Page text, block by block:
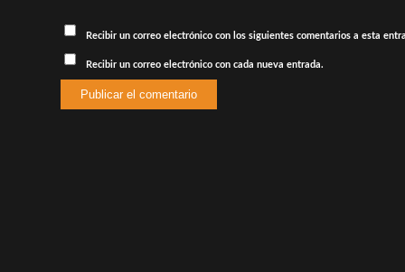
Recibir un correo electrónico con los siguientes comentarios a esta
Recibir un correo electrónico con cada nueva entrada.